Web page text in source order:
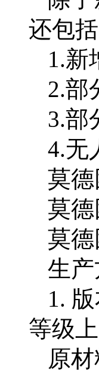
还包
1.新
2.部
3.部
4.无
莫
莫
莫
生
1.
等级
原